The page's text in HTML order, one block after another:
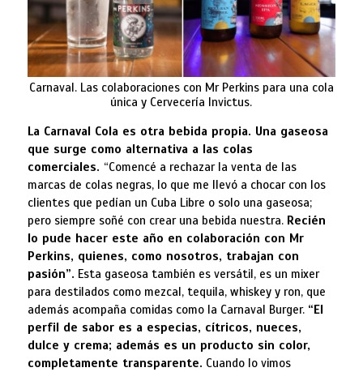
Carnaval. Las colaboraciones con Mr Perkins para una cola
única y Cervecería Invictus.
La Carnaval Cola es otra bebida propia. Una gaseosa
que surge como alternativa a las colas
comerciales. “Comencé a rechazar la venta de las
marcas de colas negras, lo que me llevó a chocar con los
clientes que pedían un Cuba Libre o solo una gaseosa;
pero siempre soñé con crear una bebida nuestra. Recién
lo pude hacer este año en colaboración con Mr
Perkins, quienes, como nosotros, trabajan con
pasión”. Esta gaseosa también es versátil, es un mixer
para destilados como mezcal, tequila, whiskey y ron, que
además acompaña comidas como la Carnaval Burger. “El
perfil de sabor es a especias, cítricos, nueces,
dulce y crema; además es un producto sin color,
completamente transparente. Cuando lo vimos